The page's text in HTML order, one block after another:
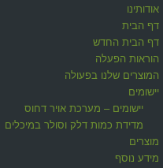
אודותינו
דף הבית
דף הבית החדש
הוראות הפעלה
המוצרים שלנו בפעולה
יישומים
יישומים – מערכת אויר דחוס
מדידת כמות דלק וסולר במיכלים
מוצרים
מידע נוסף